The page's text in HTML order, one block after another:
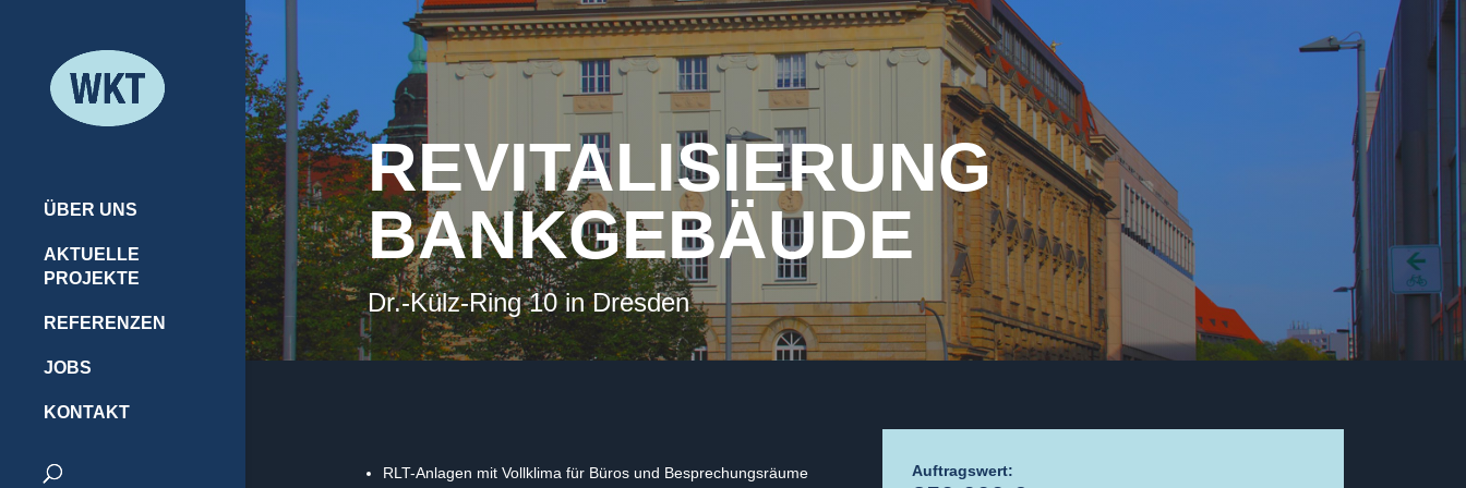
ÜBER UNS
AKTUELLE
PROJEKTE
REFERENZEN
JOBS
KONTAKT
REVITALISIERUNG
BANKGEBÄUDE
Dr.-Külz-Ring 10 in Dresden
RLT-Anlagen mit Vollklima für Büros und Besprechungsräume Auftragswert: